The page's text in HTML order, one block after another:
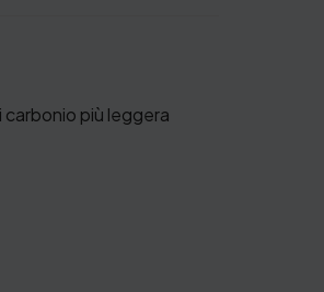
carbonio più leggera